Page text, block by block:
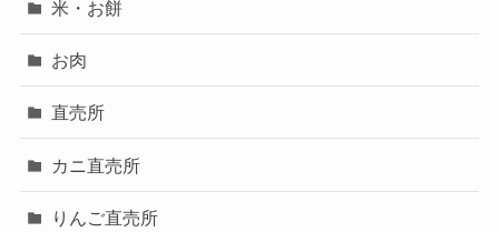
米・お餅
お肉
直売所
カニ直売所
りんご直売所